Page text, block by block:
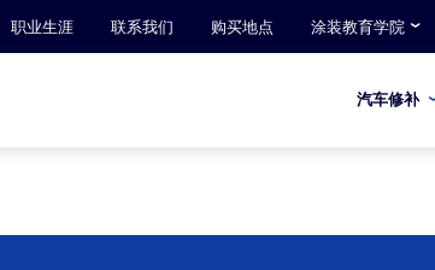
职业生涯 联系我们 购买地点 涂装教育学院
汽车修补